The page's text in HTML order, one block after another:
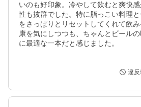
いのも好印象。冷やして飲むと爽快
性も抜群でした。特に脂っこい料理
をさっぱりとリセットしてくれて飲
康を気にしつつも、ちゃんとビール
に最適な一本だと感じました。
違